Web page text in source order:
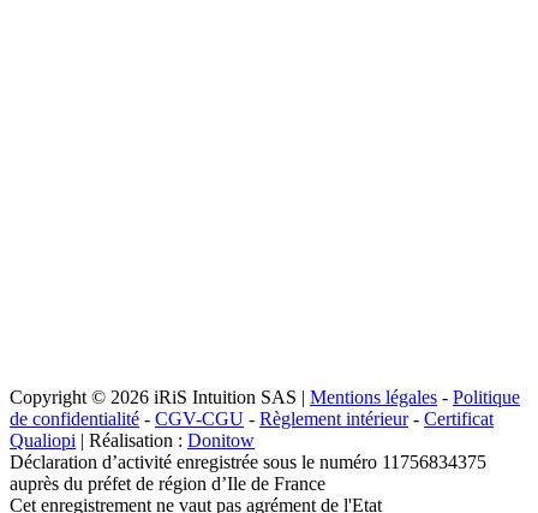
Copyright © 2026 iRiS Intuition SAS | Mentions légales - Politique
de confidentialité - CGV-CGU - Règlement intérieur- Certificat
Qualiopi | Réalisation : Donitow
Déclaration d’activité enregistrée sous le numéro 11756834375
auprès du préfet de région d’Ile de France
Cet enregistrement ne vaut pas agrément de l'Etat